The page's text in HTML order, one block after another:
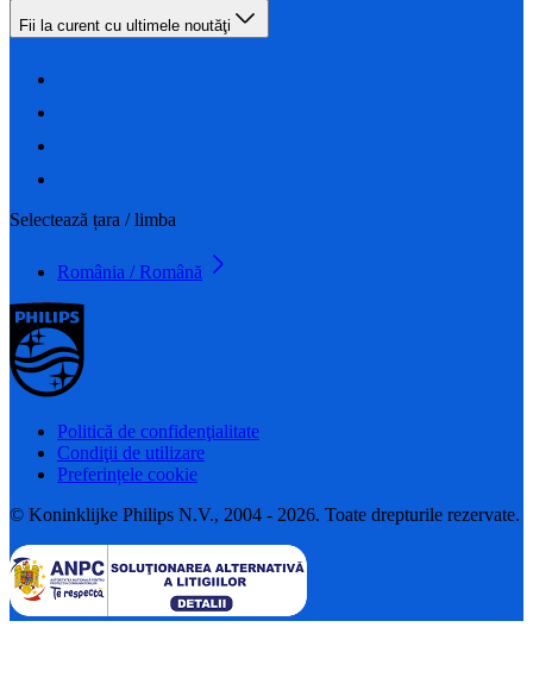
Fii la curent cu ultimele noutăţi
Selectează țara / limba
România / Română
Politică de confidenţialitate
Condiţii de utilizare
Preferințele cookie
© Koninklijke Philips N.V., 2004 - 2026. Toate drepturile rezervate.